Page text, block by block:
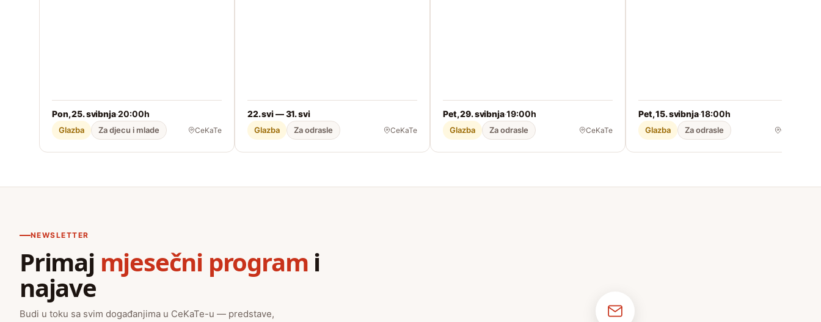
Pon, 25. svibnja·20:00h
Glazba Za djecu i mlade CeKaTe
22. svi — 31. svi
Glazba Za odrasle CeKaTe
Pet, 29. svibnja·19:00h
Glazba Za odrasle CeKaTe
Pet, 15. svibnja·18:00h
Glazba Za odrasle CeKaTe
NEWSLETTER
Primaj mjesečni program i
najave
Budi u toku sa svim događanjima u CeKaTe-u — predstave,